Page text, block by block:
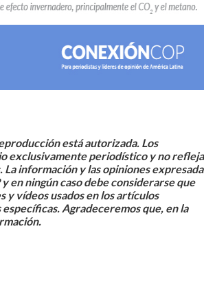
está autorizada. Los
exclusivamente periodístico y no
La información y las opiniones
en ningún caso debe considerarse que
y vídeos usados en los artículos
Agradeceremos que, en la